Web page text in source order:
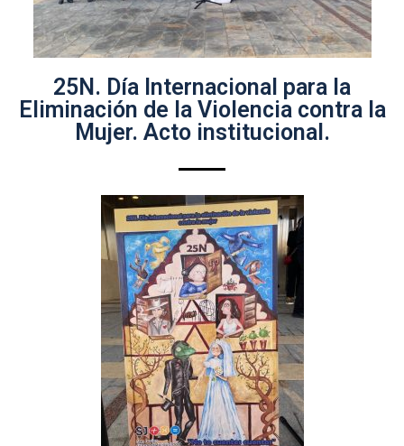
25N. Día Internacional para la
Eliminación de la Violencia contra la
Mujer. Acto institucional.